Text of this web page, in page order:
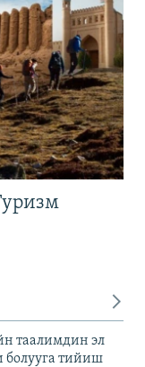
таалимдин эл
болууга тийиш